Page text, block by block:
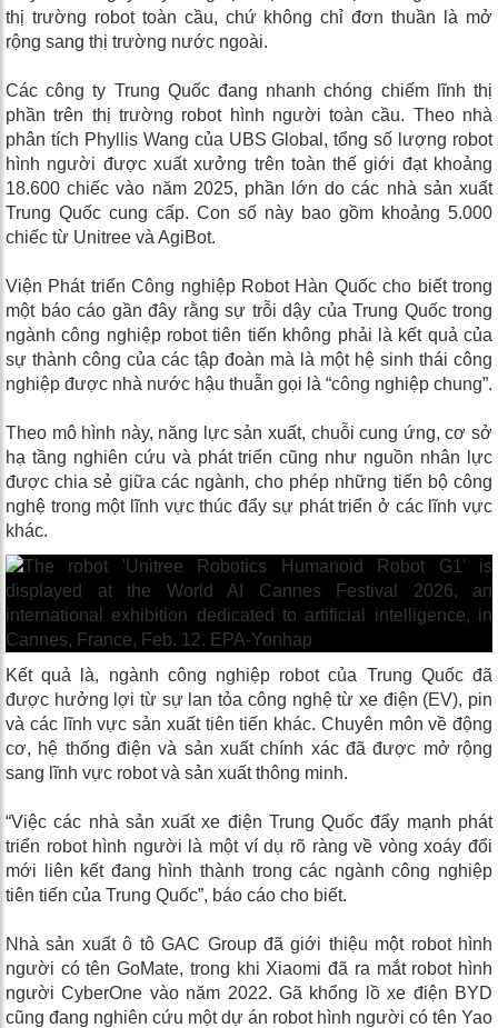
thị trường robot toàn cầu, chứ không chỉ đơn thuần là mở
rộng sang thị trường nước ngoài.
Các công ty Trung Quốc đang nhanh chóng chiếm lĩnh thị
phần trên thị trường robot hình người toàn cầu. Theo nhà
phân tích Phyllis Wang của UBS Global, tổng số lượng robot
hình người được xuất xưởng trên toàn thế giới đạt khoảng
18.600 chiếc vào năm 2025, phần lớn do các nhà sản xuất
Trung Quốc cung cấp. Con số này bao gồm khoảng 5.000
chiếc từ Unitree và AgiBot.
Viện Phát triển Công nghiệp Robot Hàn Quốc cho biết trong
một báo cáo gần đây rằng sự trỗi dậy của Trung Quốc trong
ngành công nghiệp robot tiên tiến không phải là kết quả của
sự thành công của các tập đoàn mà là một hệ sinh thái công
nghiệp được nhà nước hậu thuẫn gọi là “công nghiệp chung”.
Theo mô hình này, năng lực sản xuất, chuỗi cung ứng, cơ sở
hạ tầng nghiên cứu và phát triển cũng như nguồn nhân lực
được chia sẻ giữa các ngành, cho phép những tiến bộ công
nghệ trong một lĩnh vực thúc đẩy sự phát triển ở các lĩnh vực
khác.
Kết quả là, ngành công nghiệp robot của Trung Quốc đã
được hưởng lợi từ sự lan tỏa công nghệ từ xe điện (EV), pin
và các lĩnh vực sản xuất tiên tiến khác. Chuyên môn về động
cơ, hệ thống điện và sản xuất chính xác đã được mở rộng
sang lĩnh vực robot và sản xuất thông minh.
“Việc các nhà sản xuất xe điện Trung Quốc đẩy mạnh phát
triển robot hình người là một ví dụ rõ ràng về vòng xoáy đổi
mới liên kết đang hình thành trong các ngành công nghiệp
tiên tiến của Trung Quốc”, báo cáo cho biết.
Nhà sản xuất ô tô GAC Group đã giới thiệu một robot hình
người có tên GoMate, trong khi Xiaomi đã ra mắt robot hình
người CyberOne vào năm 2022. Gã khổng lồ xe điện BYD
cũng đang nghiên cứu một dự án robot hình người có tên Yao